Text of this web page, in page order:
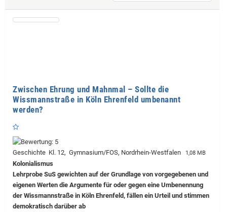
Zwischen Ehrung und Mahnmal – Sollte die
Wissmannstraße in Köln Ehrenfeld umbenannt
werden?
Geschichte Kl. 12, Gymnasium/FOS, Nordrhein-Westfalen 1,08 MB
Kolonialismus
Lehrprobe SuS gewichten auf der Grundlage von vorgegebenen und
eigenen Werten die Argumente für oder gegen eine Umbenennung
der Wissmannstraße in Köln Ehrenfeld, fällen ein Urteil und stimmen
demokratisch darüber ab